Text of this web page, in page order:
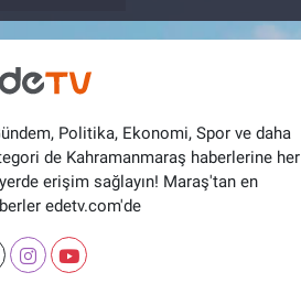
Politika, Ekonomi, Spor ve daha
de Kahramanmaraş haberlerine her
erişim sağlayın! Maraş'tan en
edetv.com'de